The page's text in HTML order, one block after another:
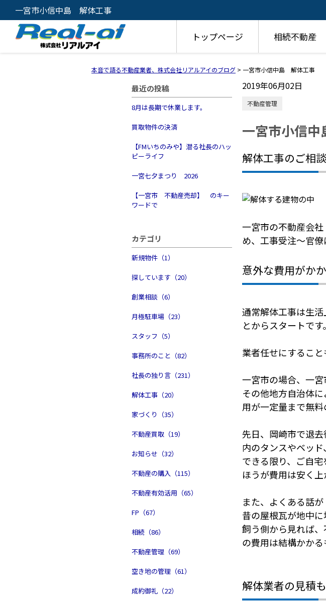
一宮市小信中島 解体工事
トップページ 相続不動産
本音で語る不動産業者、株式会社リアルアイのブログ > 一宮市小信中島 解体工事
最近の投稿
8月は長期で休業します。
買取物件の決済
【FMいちのみや】潜る社長のハッ
ピーライフ
一宮七夕まつり 2026
【一宮市 不動産売却】 のキー
ワードで
カテゴリ
新規物件（1）
探しています（20）
創業相談（6）
月極駐車場（23）
スタッフ（5）
事務所のこと（82）
社長の独り言（231）
解体工事（20）
家づくり（35）
不動産買取（19）
お知らせ（32）
不動産の購入（115）
不動産有効活用（65）
FP（67）
相続（86）
不動産管理（69）
空き地の管理（61）
成約御礼（22）
2019年06月02日
不動産管理
一宮市小信
解体工事のご相
一宮市の不動産会
め、工事受注～官僚
意外な費用がか
通常解体工事は生
とからスタートです。
業者任せにするこ
一宮市の場合、一宮
その他地方自治体
用が一定量まで無料
先日、岡崎市で退
内のタンスやベッ
できる限り、ご自
ほうが費用は安く上
また、よくある話が
昔の屋根瓦が地中
飼う側から見れば
の費用は結構かかる
解体業者の見積